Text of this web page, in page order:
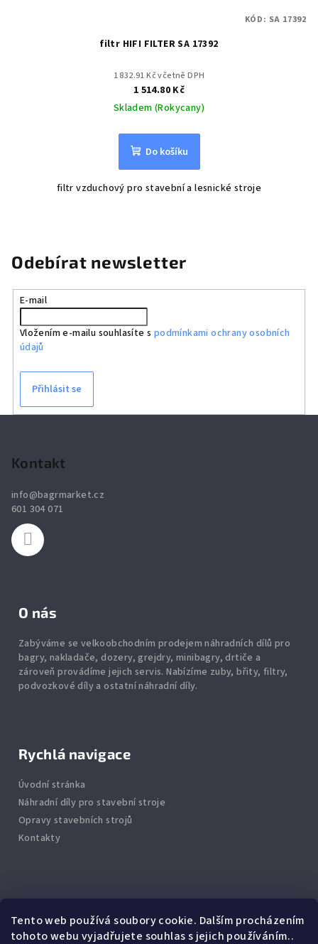
Tento web používá soubory cookie. Dalším procházením
tohoto webu vyjadřujete souhlas s jejich používáním..
filtr HIFI FILTER SA 17392
1 832.91 Kč včetně DPH
1 514.80 Kč
Skladem (Rokycany)
Do košíku
filtr vzduchový pro stavební a lesnické stroje
KÓD: SA 17392
Odebírat newsletter
E-mail
Vložením e-mailu souhlasíte s podmínkami ochrany osobních
údajů
Přihlásit se
Kontakt
info@bagrmarket.cz
601 304 071
O nás
Zabýváme se velkoobchodním prodejem náhradních dílů pro
bagry, nakladače, dozery, grejdry, minibagry, drtiče a
zároveň provádíme jejich servis. Nabízíme zuby,břity,filtry,
podvozkové díly a ostatní náhradní díly.
Rychlá navigace
Úvodní stránka
Náhradní díly pro stavební stroje
Opravy stavebních strojů
Kontakty